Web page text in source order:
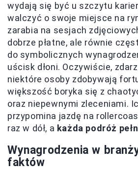
wydają się być u szczytu
walczyć o swoje miejsce na
zarabia na sesjach
dobrze płatne, ale równie
do symbolicznych
uścisk dłoni. Oczywiście,
niektóre osoby zdobywają
większość boryka się z
oraz niepewnymi zleceniami.
przypomina jazdę na
raz w dół, a każda podróż
Wynagrodzenia w
faktów